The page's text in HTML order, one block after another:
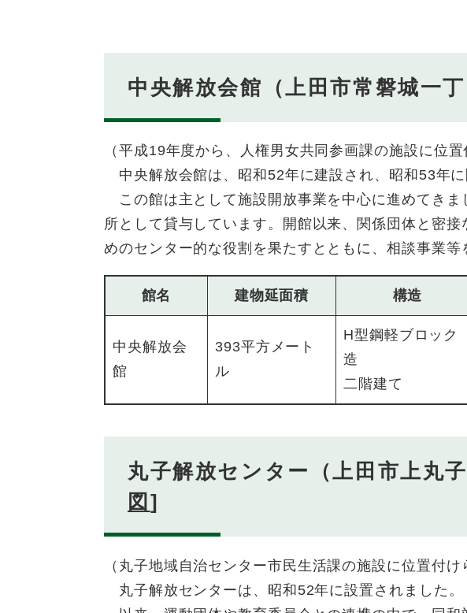
中央解放会館（上田市常磐城一
（平成19年度から、人権男女共同参画課の施設に位置
中央解放会館は、昭和52年に建設され、昭和53年に
この館は主として施設開放事業を中心に進めてきま
所として貸与しています。開館以来、関係団体と密
めのセンター的な役割を果たすとともに、相談事業等
館名 建物延面積 構造
中央解放会
館
393平方メート
ル
H型鋼軽ブロック
造
二階建て
丸子解放センター（上田市上丸
図 ]
（丸子地域自治センター市民生活課の施設に位置付け
丸子解放センターは、昭和52年に設置されました。